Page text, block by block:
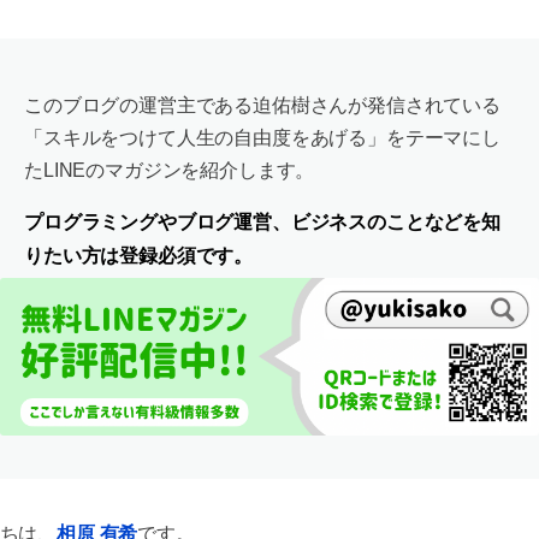
このブログの運営主である迫佑樹さんが発信されている
「スキルをつけて人生の自由度をあげる」をテーマにし
たLINEのマガジンを紹介します。
プログラミングやブログ運営、ビジネスのことなどを知
りたい方は登録必須です。
は、相原 有希です。